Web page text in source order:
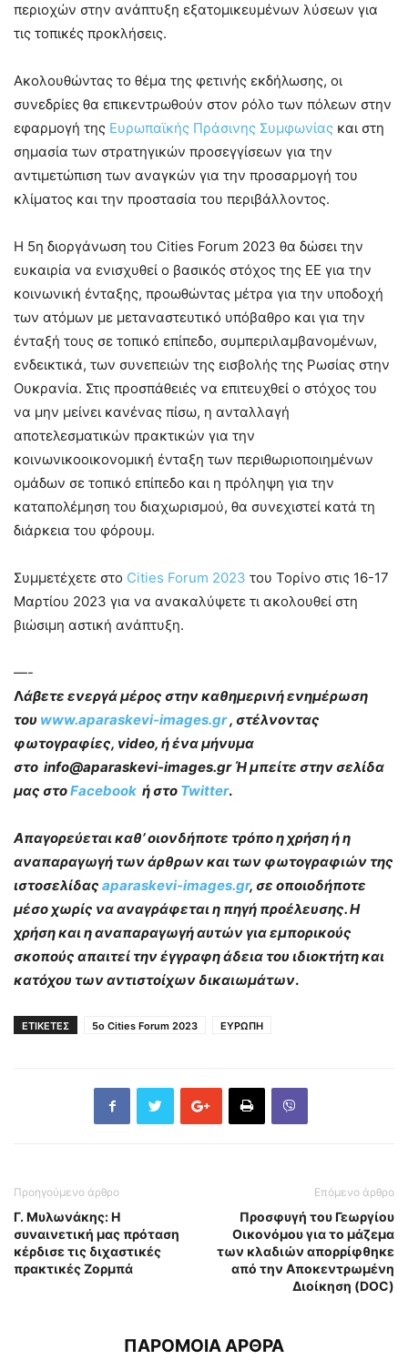
περιοχών στην ανάπτυξη εξατομικευμένων λύσεων για
τις τοπικές προκλήσεις.
Ακολουθώντας το θέμα της φετινής εκδήλωσης, οι
συνεδρίες θα επικεντρωθούν στον ρόλο των πόλεων στην
εφαρμογή της Ευρωπαϊκής Πράσινης Συμφωνίας και στη
σημασία των στρατηγικών προσεγγίσεων για την
αντιμετώπιση των αναγκών για την προσαρμογή του
κλίματος και την προστασία του περιβάλλοντος.
Η 5η διοργάνωση του Cities Forum 2023 θα δώσει την
ευκαιρία να ενισχυθεί ο βασικός στόχος της ΕΕ για την
κοινωνική ένταξης, προωθώντας μέτρα για την υποδοχή
των ατόμων με μεταναστευτικό υπόβαθρο και για την
ένταξή τους σε τοπικό επίπεδο, συμπεριλαμβανομένων,
ενδεικτικά, των συνεπειών της εισβολής της Ρωσίας στην
Ουκρανία. Στις προσπάθειές να επιτευχθεί ο στόχος του
να μην μείνει κανένας πίσω, η ανταλλαγή
αποτελεσματικών πρακτικών για την
κοινωνικοοικονομική ένταξη των περιθωριοποιημένων
ομάδων σε τοπικό επίπεδο και η πρόληψη για την
καταπολέμηση του διαχωρισμού, θα συνεχιστεί κατά τη
διάρκεια του φόρουμ.
Συμμετέχετε στο Cities Forum 2023 του Τορίνο στις 16-17
Μαρτίου 2023 για να ανακαλύψετε τι ακολουθεί στη
βιώσιμη αστική ανάπτυξη.
—-
Λάβετε ενεργά μέρος στην καθημερινή ενημέρωση
του www.aparaskevi-images.gr, στέλνοντας
φωτογραφίες, video, ή ένα μήνυμα
στο info@aparaskevi-images.gr Ή μπείτε στην σελίδα
μας στοFacebook ή στο Twitter.
Απαγορεύεται καθ’ οιονδήποτε τρόπο η χρήση ή η
αναπαραγωγή των άρθρων και των φωτογραφιών της
ιστοσελίδας aparaskevi-images.gr, σε οποιοδήποτε
μέσο χωρίς να αναγράφεται η πηγή προέλευσης. Η
χρήση και η αναπαραγωγή αυτών για εμπορικούς
σκοπούς απαιτεί την έγγραφη άδεια του ιδιοκτήτη και
κατόχου των αντιστοίχων δικαιωμάτων.
ΕΤΙΚΕΤΕΣ 5o Cities Forum 2023 ΕΥΡΩΠΗ
Προηγούμενο άρθρο
Γ. Μυλωνάκης:Η
συναινετική μας πρόταση
κέρδισε τις διχαστικές
πρακτικές Ζορμπά
Επόμενο άρθρο
Προσφυγή του Γεωργίου
Οικονόμου για το μάζεμα
των κλαδιών απορρίφθηκε
από την Αποκεντρωμένη
Διοίκηση (DOC)
ΠΑΡΟΜΟΙΑ ΑΡΘΡΑ